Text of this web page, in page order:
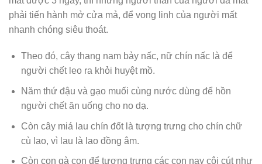
phải tiến hành mở cửa mả, để vong linh của người mất
nhanh chóng siêu thoát.
Theo đó, cây thang nam bảy nấc, nữ chín nấc là để
người chết leo ra khỏi huyệt mồ.
Năm thứ đậu và gạo muối cùng nước dùng để hồn
người chết ăn uống cho no dạ.
Còn cây miá lau chín đốt là tượng trưng cho chín chữ
cù lao, vì lau là lao đồng âm.
Còn con gà con để tượng trưng các con nay côi cút như